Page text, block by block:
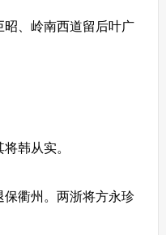
、岭南西道留后叶广
韩从实。
衢州。两浙将方永珍